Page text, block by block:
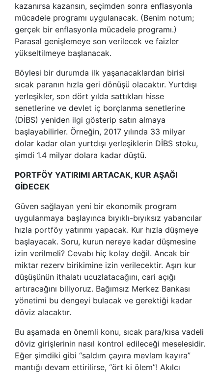
kazanırsa kazansın, seçimden sonra enflasyonla
mücadele programı uygulanacak. (Benim notum;
gerçek bir enflasyonla mücadele programı.)
Parasal genişlemeye son verilecek ve faizler
yükseltilmeye başlanacak.
Böylesi bir durumda ilk yaşanacaklardan birisi
sıcak paranın hızla geri dönüşü olacaktır. Yurtdışı
yerleşikler, son dört yılda sattıkları hisse
senetlerine ve devlet iç borçlanma senetlerine
(DİBS) yeniden ilgi gösterip satın almaya
başlayabilirler. Örneğin, 2017 yılında 33 milyar
dolar kadar olan yurtdışı yerleşiklerin DİBS stoku,
şimdi 1.4 milyar dolara kadar düştü.
PORTFÖY YATIRIMI ARTACAK, KUR AŞAĞI
GİDECEK
Güven sağlayan yeni bir ekonomik program
uygulanmaya başlayınca bıyıklı-bıyıksız yabancılar
hızla portföy yatırımı yapacak. Kur hızla düşmeye
başlayacak. Soru, kurun nereye kadar düşmesine
izin verilmeli? Cevabı hiç kolay değil. Ancak bir
miktar rezerv birikimine izin verilecektir. Aşırı kur
düşüşünün ithalatı ucuzlatacağını, cari açığı
artıracağını biliyoruz. Bağımsız Merkez Bankası
yönetimi bu dengeyi bulacak ve gerektiği kadar
döviz alacaktır.
Bu aşamada en önemli konu, sıcak para/kısa vadeli
döviz girişlerinin nasıl kontrol edileceği meselesidir.
Eğer şimdiki gibi “saldım çayıra mevlam kayıra”
mantığı devam ettirilirse, “ört ki ölem”! Akılcı